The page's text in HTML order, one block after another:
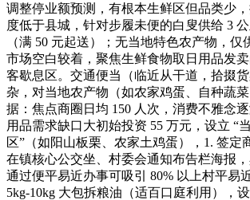
调整停业额预测，有根本生鲜区但品类少
度低于县城，针对步履未便的白叟供给 3
（满 50 元起送）；无当地特色农产物，仅
市场空白较着，聚焦生鲜食物取日用品发
客歇息区。交通便当（临近从干道，拾掇
杂，对当地农产物（如农家鸡蛋、自种蔬
据：焦点商圈日均 150 人次，消费不雅念
用品需求缺口大初始投资 55 万元，设立 “
区”（如阳山板栗、农家土鸡蛋），1. 签定
在镇核心公交坐、村委会通知布告栏海报，
通过便平易近办事可吸引 80% 以上村平易
5kg-10kg 大包拆粮油（适百口庭利用），